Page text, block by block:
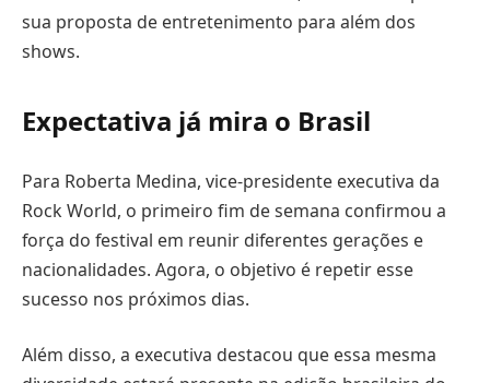
sua proposta de entretenimento para além dos
shows.
Expectativa já mira o Brasil
Para Roberta Medina, vice-presidente executiva da
Rock World, o primeiro fim de semana confirmou a
força do festival em reunir diferentes gerações e
nacionalidades. Agora, o objetivo é repetir esse
sucesso nos próximos dias.
Além disso, a executiva destacou que essa mesma